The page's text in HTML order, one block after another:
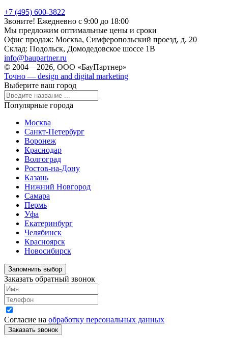
+7 (495) 600-3822
Звоните! Ежедневно с 9:00 до 18:00
Мы предложим оптимальные цены и сроки
Офис продаж: Москва, Симферопольский проезд, д. 20
Склад: Подольск, Домодедовское шоссе 1В
info@baupartner.ru
© 2004—2026, ООО «БауПартнер»
Точно — design and digital marketing
Выберите ваш город
Популярные города
Москва
Санкт-Петербург
Воронеж
Краснодар
Волгоград
Ростов-на-Дону
Казань
Нижний Новгород
Самара
Пермь
Уфа
Екатеринбург
Челябинск
Красноярск
Новосибирск
Запомнить выбор
Заказать обратный звонок
Согласие на обработку персональных данных